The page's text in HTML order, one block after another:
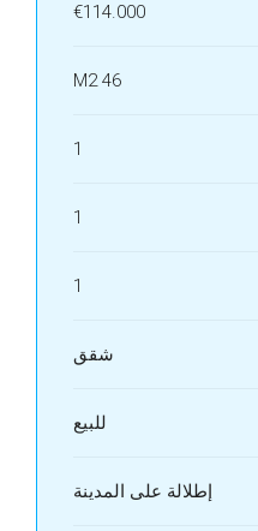
€114.000
46 M2
1
1
1
شقق
للبيع
إطلالة على المدينة